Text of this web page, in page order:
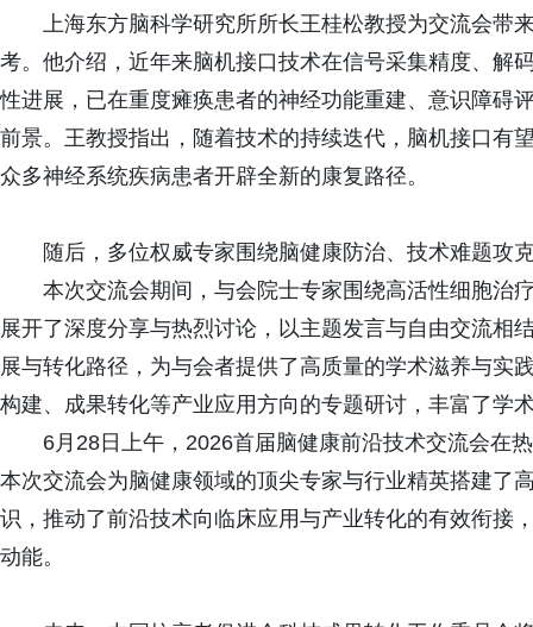
上海东方脑科学研究所所长王桂松教授为交流会带
考。他介绍，近年来脑机接口技术在信号采集精度、解
性进展，已在重度瘫痪患者的神经功能重建、意识障碍
前景。王教授指出，随着技术的持续迭代，脑机接口有
众多神经系统疾病患者开辟全新的康复路径。
随后，多位权威专家围绕脑健康防治、技术难题攻
本次交流会期间，与会院士专家围绕高活性细胞治
展开了深度分享与热烈讨论，以主题发言与自由交流相
展与转化路径，为与会者提供了高质量的学术滋养与实
构建、成果转化等产业应用方向的专题研讨，丰富了学
6月28日上午，2026首届脑健康前沿技术交流会在
本次交流会为脑健康领域的顶尖专家与行业精英搭建了
识，推动了前沿技术向临床应用与产业转化的有效衔接
动能。